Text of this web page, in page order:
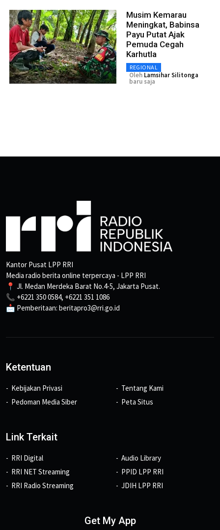
Musim Kemarau
Meningkat, Babinsa
Payu Putat Ajak
Pemuda Cegah
Karhutla
REGIONAL
Oleh Lamsihar Silitonga
baru saja
Kantor Pusat LPP RRI
Media radio berita online terpercaya - LPP RRI
📍 Jl. Medan Merdeka Barat No.4-5, Jakarta Pusat.
📞 +6221 350 0584, +6221 351 1086
📩 Pemberitaan: beritapro3@rri.go.id
Ketentuan
Kebijakan Privasi
Pedoman Media Siber
Tentang Kami
Peta Situs
Link Terkait
RRI Digital
RRI NET Streaming
RRI Radio Streaming
Audio Library
PPID LPP RRI
JDIH LPP RRI
Get My App